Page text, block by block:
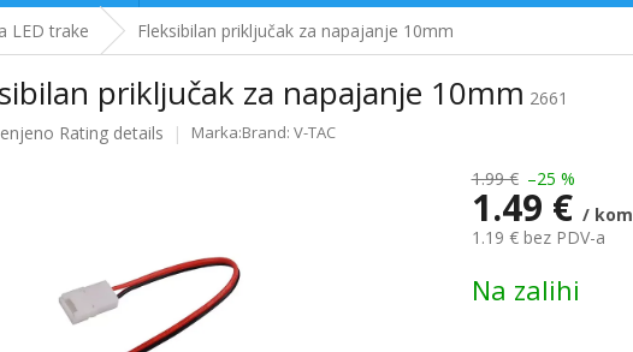
LED trake Fleksibilan priključak za napajanje 10mm
priključak za napajanje 10mm 2661
Rating details Brand: V-TAC
1.99 € –25 %
1.49 € / kom
1.19 € bez PDV-a
price:
Na zalihi